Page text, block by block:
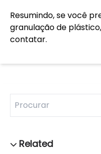
Resumindo, se você
granulação de
contatar.